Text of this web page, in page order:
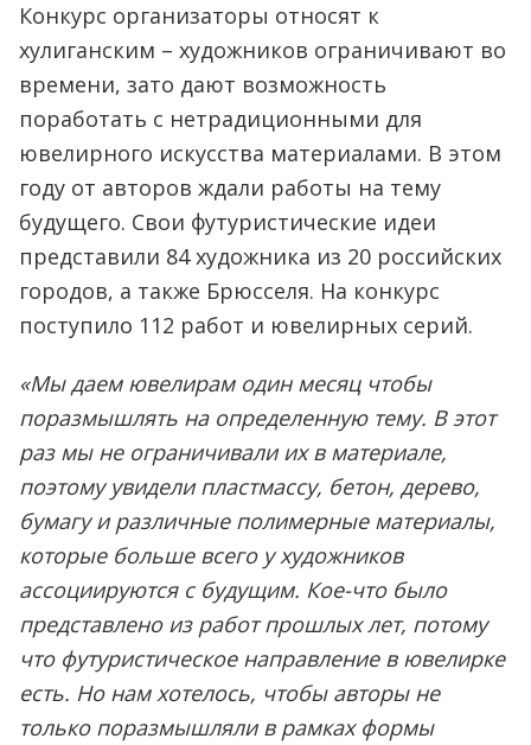
Конкурс организаторы относят к
хулиганским – художников ограничивают во
времени, зато дают возможность
поработать с нетрадиционными для
ювелирного искусства материалами. В этом
году от авторов ждали работы на тему
будущего. Свои футуристические идеи
представили 84 художника из 20 российских
городов, а также Брюсселя. На конкурс
поступило 112 работ и ювелирных серий.
«Мы даем ювелирам один месяц чтобы
поразмышлять на определенную тему. В этот
раз мы не ограничивали их в материале,
поэтому увидели пластмассу, бетон, дерево,
бумагу и различные полимерные материалы,
которые больше всего у художников
ассоциируются с будущим. Кое-что было
представлено из работ прошлых лет, потому
что футуристическое направление в ювелирке
есть. Но нам хотелось, чтобы авторы не
только поразмышляли в рамках формы